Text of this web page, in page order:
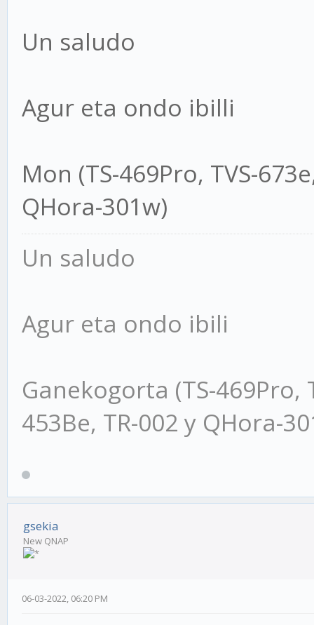
Un saludo
Agur eta ondo ibilli
Mon (TS-469Pro, TVS-
QHora-301w)
Un saludo
Agur eta ondo ibili
Ganekogorta (TS-469Pro,
453Be, TR-002 y QHora-
gsekia
New QNAP
06-03-2022, 06:20 PM